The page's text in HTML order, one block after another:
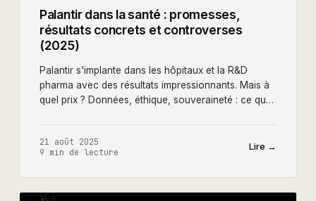
Palantir dans la santé : promesses,
résultats concrets et controverses
(2025)
Palantir s'implante dans les hôpitaux et la R&D
pharma avec des résultats impressionnants. Mais à
quel prix ? Données, éthique, souveraineté : ce que
21 août 2025
9 min de lecture Lire →